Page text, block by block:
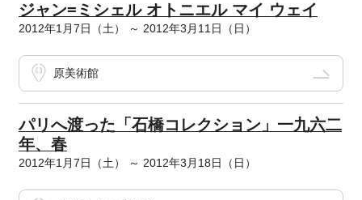
ジャン=ミシェル オトニエル マイ ウェイ
2012年1月7日（土） ～ 2012年3月11日（日）
原美術館
パリへ渡った「石橋コレクション」一九六二
年、春
2012年1月7日（土） ～ 2012年3月18日（日）